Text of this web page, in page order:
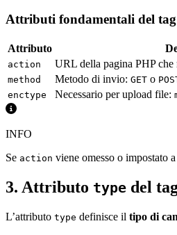
Attributi fondamentali del tag
Attributo
action URL della pagina PHP che
method Metodo di invio: GET o
enctype
Necessario per upload file:
INFO
Se action viene omesso o impostato a
3. Attributo type del
L’attributo type definisce il tipo di